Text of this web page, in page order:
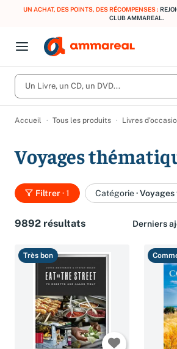
UN ACHAT, DES POINTS, DES RÉCOMPENSES :
CLUB AMMAREAL.
Open menu
Fermer le menu
CD d'occasion
Partitions
Culture à 1 €
Nos engagements
Produits Catégories
Vous n'avez pas trouvé l'article que
Activez les notifications dans votre
Un Livre, un CD, un DVD...
Accueil Tous les produits Livres
Voyages
Filtrer· 1 Catégorie·
9892 résultats
Très bon